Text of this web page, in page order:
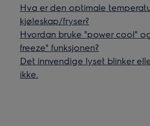
Hva er den optimale
kjøleskap/fryser?
Hvordan bruke "power cool"
freeze" funksjonen?
Det innvendige lyset blinker
ikke.